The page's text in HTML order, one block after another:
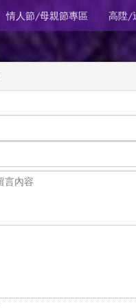
情人節/母親節專區 高陞/